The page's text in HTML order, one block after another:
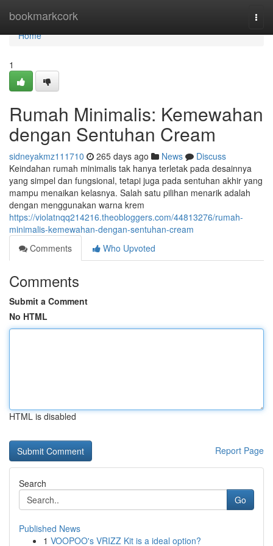
bookmarkcork
Home
Home
1
Rumah Minimalis: Kemewahan
dengan Sentuhan Cream
sidneyakmz111710 265 days ago News
Discuss
Keindahan rumah minimalis tak hanya terletak pada desainnya
yang simpel dan fungsional, tetapi juga pada sentuhan akhir yang
mampu menaikan kelasnya. Salah satu pilihan menarik adalah
dengan menggunakan warna krem
https://violatnqq214216.theobloggers.com/44813276/rumah-
minimalis-kemewahan-dengan-sentuhan-cream
Comments
Who Upvoted
Comments
Submit a Comment
No HTML
HTML is disabled
Report Page
Search
Go
Published News
1 VOOPOO's VRIZZ Kit is a ideal option?